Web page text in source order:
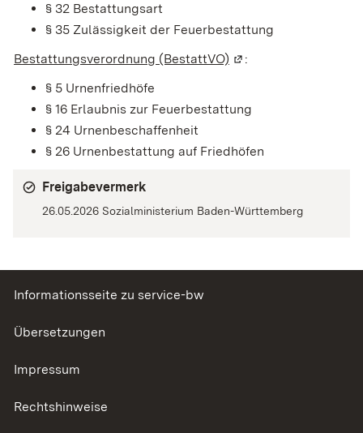
§ 32 Bestattungsart
§ 35 Zulässigkeit der Feuerbestattung
Bestattungsverordnung (BestattVO) (Wird in einem
:
§ 5 Urnenfriedhöfe
§ 16 Erlaubnis zur Feuerbestattung
§ 24 Urnenbeschaffenheit
§ 26 Urnenbestattung auf Friedhöfen
Freigabevermerk
26.05.2026 Sozialministerium Baden-Württemberg
Informationsseite zu service-bw
Übersetzungen
Impressum
Rechtshinweise